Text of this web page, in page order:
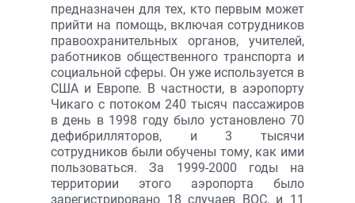
предназначен для тех, кто первым может
прийти на помощь, включая сотрудников
правоохранительных органов, учителей,
работников общественного транспорта и
социальной сферы. Он уже используется в
США и Европе. В частности, в аэропорту
Чикаго с потоком 240 тысяч пассажиров
в день в 1998 году было установлено 70
дефибрилляторов, и 3 тысячи
сотрудников были обучены тому, как ими
пользоваться. За 1999-2000 годы на
территории этого аэропорта было
зарегистрировано 18 случаев ВОС, и 11